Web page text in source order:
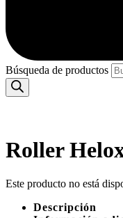
Búsqueda de productos
Roller
Este producto no está
Descripción